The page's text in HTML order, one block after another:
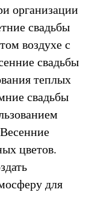
организации
свадьбы
воздухе с
свадьбы
теплых
свадьбы
цветов.
для